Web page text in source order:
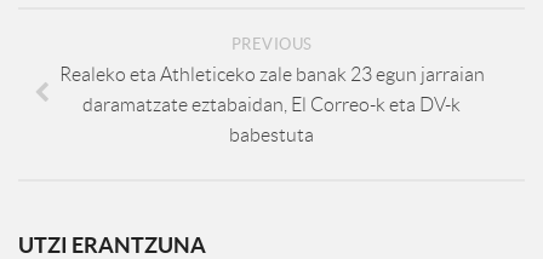
PREVIOUS
Realeko eta Athleticeko zale banak 23 egun jarraian
daramatzate eztabaidan, El Correo-k eta DV-k
babestuta
UTZI ERANTZUNA